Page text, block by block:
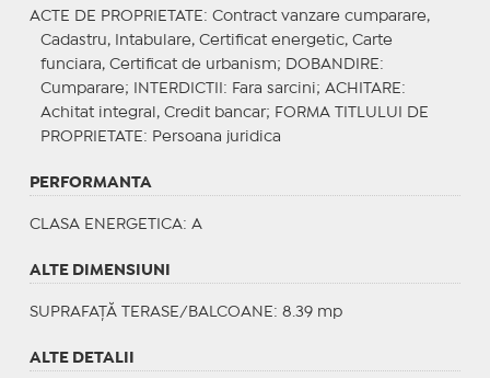
ACTE DE PROPRIETATE : Contract vanzare cumparare,
Cadastru, Intabulare, Certificat energetic, Carte
funciara, Certificat de urbanism;
DOBANDIRE :
Cumparare;
INTERDICTII : Fara sarcini; ACHITARE :
Achitat integral, Credit bancar; FORMA TITLULUI DE
PROPRIETATE : Persoana juridica
PERFORMANTA
CLASA ENERGETICA: A
ALTE DIMENSIUNI
SUPRAFAȚĂ TERASE/BALCOANE: 8.39 mp
ALTE DETALII